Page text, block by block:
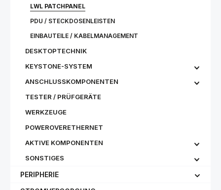
LWL PATCHPANEL
PDU / STECKDOSENLEISTEN
EINBAUTEILE / KABELMANAGEMENT
DESKTOPTECHNIK
KEYSTONE-SYSTEM
ANSCHLUSSKOMPONENTEN
TESTER / PRÜFGERÄTE
WERKZEUGE
POWEROVERETHERNET
AKTIVE KOMPONENTEN
SONSTIGES
PERIPHERIE